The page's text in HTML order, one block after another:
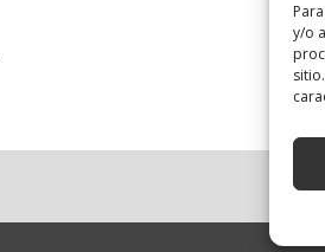
y/o